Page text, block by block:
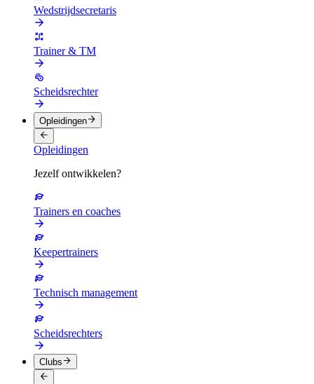
Wedstrijdsecretaris
Trainer & TM
Scheidsrechter
Opleidingen
Opleidingen
Jezelf ontwikkelen?
Trainers en coaches
Keepertrainers
Technisch management
Scheidsrechters
Clubs